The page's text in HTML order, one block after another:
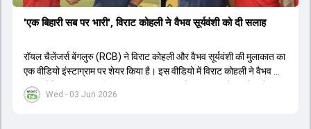
Wed - 03 Jun 2026
'एक बिहारी सब पर भारी', विराट कोहली ने वैभव सूर्यवंशी को दी सलाह
रॉयल चैलेंजर्स बेंगलुरु (RCB) ने विराट कोहली और वैभव सूर्यवंशी की मुलाकात का
एक वीडियो इंस्टाग्राम पर शेयर किया है। इस वीडियो में विराट कोहली ने वैभव को
सलाह देते हुए कहा, 'एक बिहारी सब पर भारी। बस गेम खत्म।' कोहली ने उन्हें खुद
पर विश्वास रखने और नकारात्मक बातों पर ध्यान न देने की सलाह दी। आईपीएल